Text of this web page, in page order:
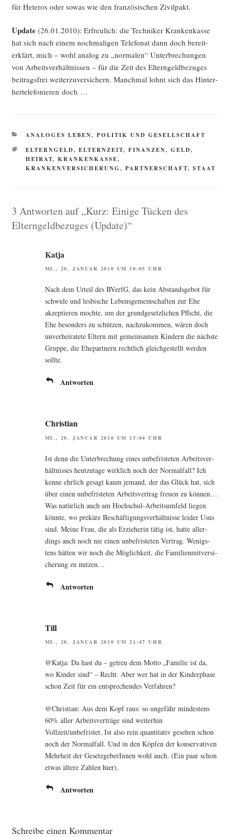
für Hete­ros oder sowas wie den fran­zö­si­schen Zivilpakt.
Update(26.01.2010): Erfreu­lich: die Tech­ni­ker Kran­ken­kas­se
hat sich nach einem noch­ma­li­gen Tele­fo­nat dann doch bereit­
erklärt, mich – wohl ana­log zu „nor­ma­len“ Unter­bre­chun­gen
von Arbeits­ver­hält­nis­sen – für die Zeit des Eltern­geld­be­zu­ges
bei­trags­frei wei­ter­zu­ver­si­chern. Manch­mal lohnt sich das Hin­ter­
her­te­le­fo­nie­ren doch …
KATEGORIEN
ANALOGES LEBEN, POLITIK UND GESELLSCHAFT
SCHLAGWÖRTER
ELTERNGELD, ELTERNZEIT, FINANZEN, GELD,
HEIRAT, KRANKENKASSE,
KRANKENVERSICHERUNG, PARTNERSCHAFT, STAAT
3 Antworten auf „Kurz: Einige Tücken des
Elterngeldbezuges (Update)“
Katja
MI., 20. JANUAR 2010 UM 10:05 UHR
Nach dem Urteil des BVerfG, das kein Abstands­ge­bot für
schwu­le und les­bi­sche Lebens­ge­mein­schaf­ten zur Ehe
akzep­tie­ren moch­te, um der grund­ge­setz­li­chen Pflicht, die
Ehe beson­ders zu schüt­zen, nach­zu­kom­men, wären doch
unver­hei­ra­te­te Eltern mit gemein­sa­men Kin­dern die nächs­te
Grup­pe, die Ehe­part­nern recht­lich gleich­ge­stellt wer­den
sollte.
Antworten
Christian
MI., 20. JANUAR 2010 UM 15:04 UHR
Ist denn die Unter­bre­chung eines unbe­fris­te­ten Arbeits­ver­
hält­nis­ses heut­zu­ta­ge wirk­lich noch der Nor­mal­fall? Ich
ken­ne ehr­lich gesagt kaum jemand, der das Glück hat, sich
über einen unbe­fris­te­ten Arbeits­ver­trag freu­en zu kön­nen…
Was natür­lich auch am Hoch­schul-Arbeits­um­feld lie­gen
könn­te, wo pre­kä­re Beschäf­ti­gungs­ver­hält­nis­se lei­der Usus
sind. Mei­ne Frau, die als Erzie­he­rin tätig ist, hat­te aller­
dings auch noch nie einen unbe­fris­te­ten Ver­trag. Wenigs­
tens hät­ten wir noch die Mög­lich­keit, die Fami­li­en­mit­ver­si­
che­rung zu nutzen…
Antworten
Till
MI., 20. JANUAR 2010 UM 21:47 UHR
@Katja: Da hast du – getreu dem Mot­to „Fami­lie ist da,
wo Kin­der sind“ – Recht. Aber wer hat in der Kin­der­pha­se
schon Zeit für ein ent­spre­chen­des Verfahren?
@Christian: Aus dem Kopf raus: so unge­fähr min­des­tens
60% aller Arbeits­ver­trä­ge sind wei­ter­hin
Vollzeit/unbefristet. Ist also rein quan­ti­ta­tiv gese­hen schon
noch der Nor­mal­fall. Und in den Köp­fen der kon­ser­va­ti­ven
Mehr­heit der Gesetz­ge­be­rIn­nen wohl auch. (Ein paar schon
etwas älte­re Zah­len hier).
Antworten
Schreibe einen Kommentar